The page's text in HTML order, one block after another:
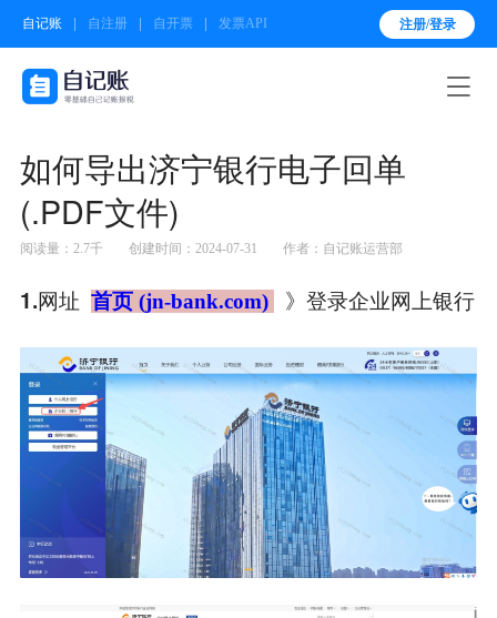
自记账 自注册 自开票 发票API 注册/登录

如何导出济宁银行电子回单
(.PDF文件)
阅读量：2.7千 创建时间：2024-07-31 作者：自记账运营部
1.网址 首页 (jn-bank.com) 》登录企业网上银行